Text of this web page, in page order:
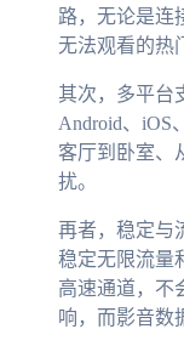
路，无论是连
无法观看的热
其次，多平台
Android、iOS
客厅到卧室、
扰。
再者，稳定与
稳定无限流量
高速通道，不
响，而影音数